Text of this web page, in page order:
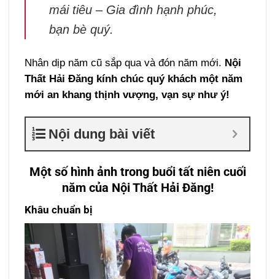
mái tiêu – Gia đình hạnh phúc,
bạn bè quý.
Nhân dịp năm cũ sắp qua và đón năm mới. Nội
Thất Hải Đăng kính chúc quý khách một năm
mới an khang thịnh vượng, vạn sự như ý!
Nội dung bài viết
Một số hình ảnh trong buổi tất niên cuối
năm của Nội Thất Hải Đăng!
Khâu chuẩn bị